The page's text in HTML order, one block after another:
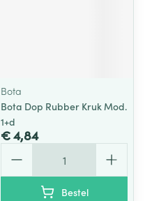
Bota
Bota Dop Rubber Kruk Mod.
1+d
€ 4,84
Bestel